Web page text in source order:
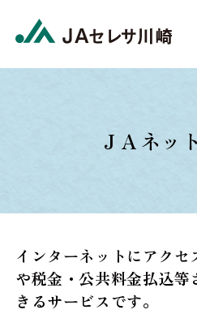
ＪＡネッ
インターネットにアク
や税金・公共料金払込等
きるサービスです。